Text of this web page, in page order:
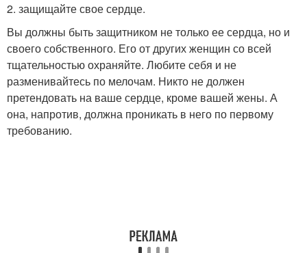
2. защищайте свое сердце.
Вы должны быть защитником не только ее сердца, но и
своего собственного. Его от других женщин со всей
тщательностью охраняйте. Любите себя и не
разменивайтесь по мелочам. Никто не должен
претендовать на ваше сердце, кроме вашей жены. А
она, напротив, должна проникать в него по первому
требованию.